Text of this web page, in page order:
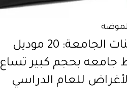
إلى بنات الجامعة: 20 موديل
بحجم كبير تساع
للعام الدراسي